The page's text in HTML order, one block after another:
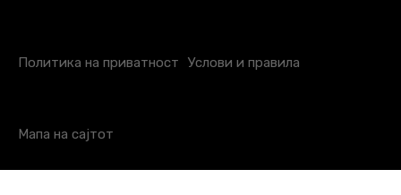
Политика на приватност Услови и правила
Мапа на сајтот